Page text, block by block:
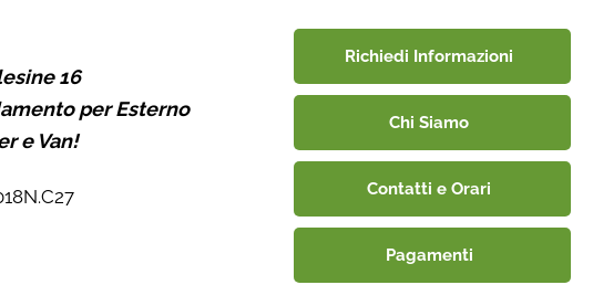
16
per Esterno
e Van!
Richiedi Informazioni
Chi Siamo
Contatti e Orari
Pagamenti